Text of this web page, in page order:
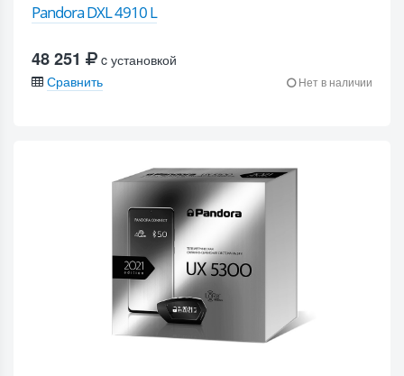
Pandora DXL 4910 L
48 251
c установкой
Сравнить
Нет в наличии